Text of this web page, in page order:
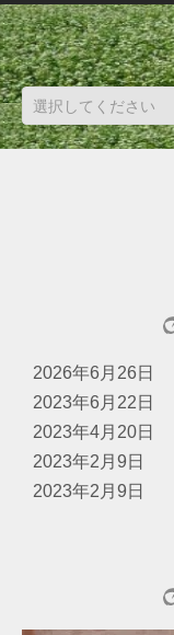
2026年6月26日
2023年6月22日
2023年4月20日
2023年2月9日
2023年2月9日